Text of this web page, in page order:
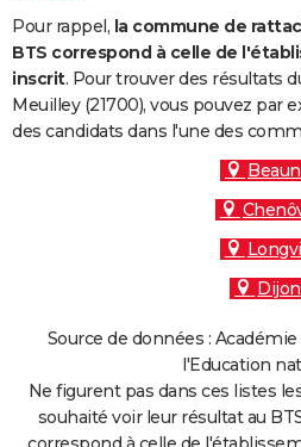
Dictionnaire
Biographies
Citations
Expressions
Proverbes
PROGRAMME TV
COPAINS D'AVANT
S'inscrire
Se connecter
Lycées
Collèges
Primaires
Universités
Entreprises
Service militaire
Avis de recherche
AVIS DE DÉCÈS
Pour rappel, la commune de
BTS correspond à celle de
inscrit. Pour trouver des résultats
Meuilley (21700), vous pouvez par
des candidats dans l'une des
Dijon
Source de données :
l'Education
Ne figurent pas dans ces listes
souhaité voir leur résultat au